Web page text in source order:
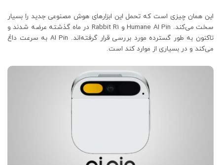
این همان چیزی است که تحمل این ابزارهای هوش مصنوعی جدید را بسیار
سخت می‌کند. Humane AI Pin و Rabbit R1 در ماه گذشته عرضه شدند و
تاکنون به طور گسترده مورد بررسی قرار گرفته‌اند. AI Pin به سرعت داغ
می‌کند و در بسیاری از موارد کند است.